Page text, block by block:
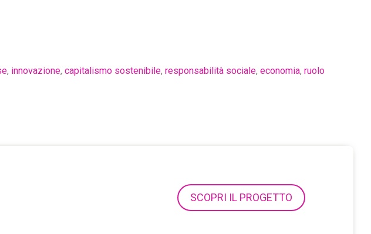
, innovazione, capitalismo sostenibile, responsabilità sociale, economia, ruolo
SCOPRI IL PROGETTO